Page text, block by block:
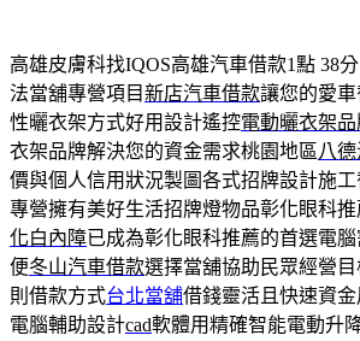
高雄皮膚科找IQOS高雄汽車借款1點 38
法當舖專營項目新店汽車借款讓您的愛
性曬衣架方式好用設計遙控電動曬衣架品
衣架品牌解決您的資金需求桃園地區 八
價與個人信用狀況製圖各式招牌設計施工
專營擁有美好生活招牌燈物品彰化眼科
化白內障已成為彰化眼科推薦的首選電
便冬山汽車借款選擇當舖協助民眾經營
則借款方式台北當舖借錢靈活且快速資
電腦輔助設計cad軟體用精確智能電動升